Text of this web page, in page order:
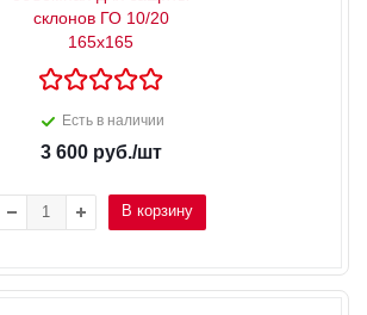
склонов ГО 10/20
165х165
Есть в наличии
3 600руб./шт
В корзину